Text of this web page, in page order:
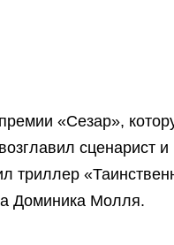
«Сезар»,
сценарист и
триллер
Доминика Молля.